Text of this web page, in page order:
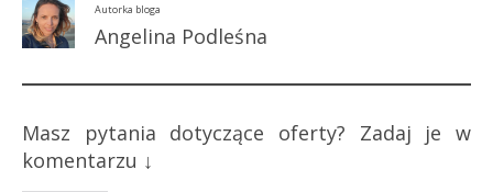
Autorka bloga
Angelina Podleśna
Masz pytania dotyczące oferty? Zadaj je w
komentarzu ↓